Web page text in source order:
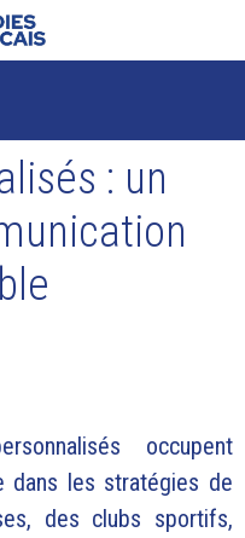
: un
occupent
dans les stratégies de
des clubs sportifs,